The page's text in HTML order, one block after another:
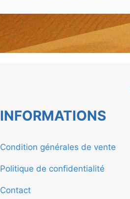
INFORMATIONS
Condition générales de vente
Politique de confidentialité
Contact